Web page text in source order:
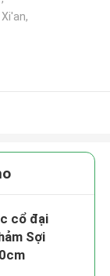
cổ đại
Sợi